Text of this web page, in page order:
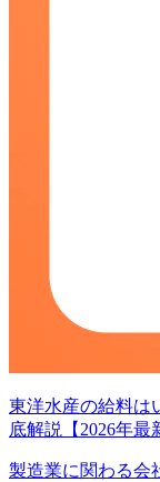
東洋水産の給料は
底解説【2026年最
製造業に関わる会